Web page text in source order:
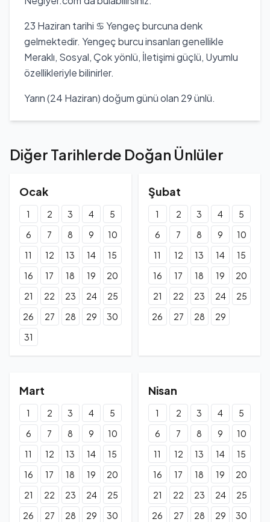
Aksoy, birçok sinema ve dizide rol almış, Türk televizyon
ve sinema dünyasında önemli bir yer edinmiştir.
23 Haziran tarihi ♋ Yengeç burcuna denk
gelmektedir. Yengeç burcu insanları genellikle
Meraklı, Sosyal, Çok yönlü, İletişimi güçlü, Uyumlu
özellikleriyle bilinirler.
Yarın (24 Haziran) doğum günü olan 29 ünlü.
Diğer Tarihlerde Doğan Ünlüler
Ocak
1 2 3 4
5
6
7 8 9
10
11
12 13 14
15
16
17 18 19
20
21
22 23 24
25
26
27 28 29
30
31
Şubat
1 2 3 4
5
6
7 8 9
10
11
12 13 14
15
16
17 18 19
20
21
22 23 24
25
26
27 28 29
Mart
1 2 3 4
5
6
7 8 9
10
11
12 13 14
15
16
17 18 19
20
21
22 23 24
25
26
27 28 29
30
Nisan
1 2 3 4
5
6
7 8 9
10
11
12 13 14
15
16
17 18 19
20
21
22 23 24
25
26
27 28 29 30